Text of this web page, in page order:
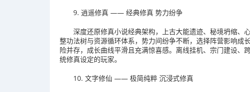
9. 逍遥修真 —— 经典修真 势力纷争
深度还原修真小说经典架构，上古大能遗迹、秘境坍缩、
整功法树与资源循环体系，势力间纷争不断，选择阵营影响成
险并存，成长曲线平滑且充满惊喜感。离线挂机、宗门建设、
统修真设定的玩家。
10. 文字修仙 —— 极简纯粹 沉浸式修真